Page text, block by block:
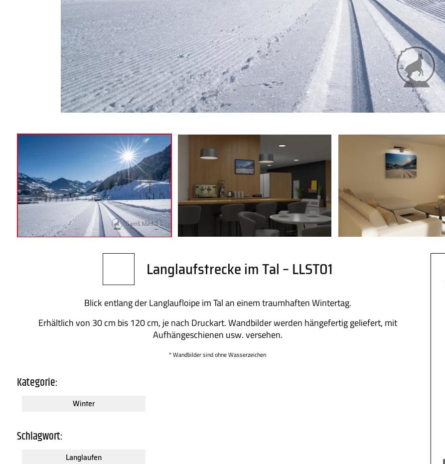
Langlaufstrecke im Tal – LLST01
Blick entlang der Langlaufloipe im Tal an einem traumhaften Wintertag.
Erhältlich von 30 cm bis 120 cm, je nach Druckart. Wandbilder werden hängefertig geliefert, mit
Aufhängeschienen usw. versehen.
* Wandbilder sind ohne Wasserzeichen
Kategorie:
Winter
Schlagwort:
Langlaufen